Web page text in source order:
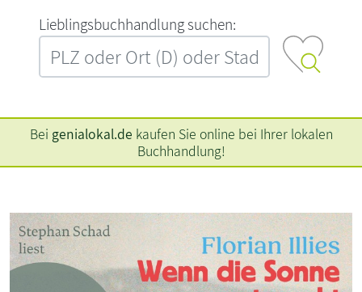
L‍i‍e‍b‍l‍i‍n‍g‍s‍b‍u‍c‍h‍h‍a‍n‍d‍l‍u‍n‍g‍ ‍s‍u‍c‍h‍e‍n‍:‍
Bei genialokal.de kaufen Sie online bei Ihrer lokalen
Buchhandlung!